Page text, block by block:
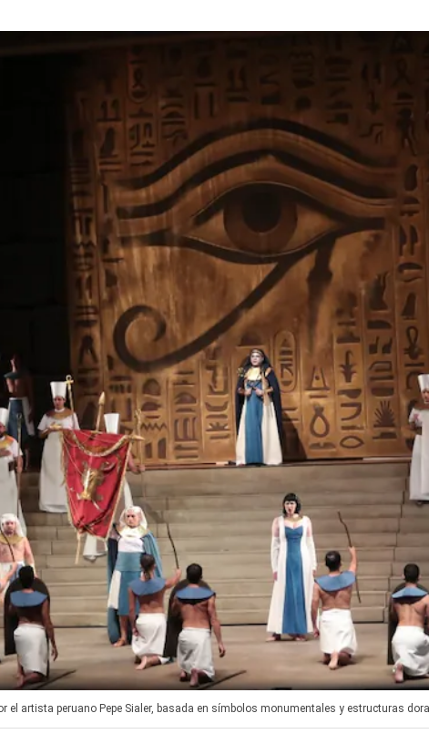
el artista peruano Pepe Sialer, basada en símbolos monumentales y estructuras